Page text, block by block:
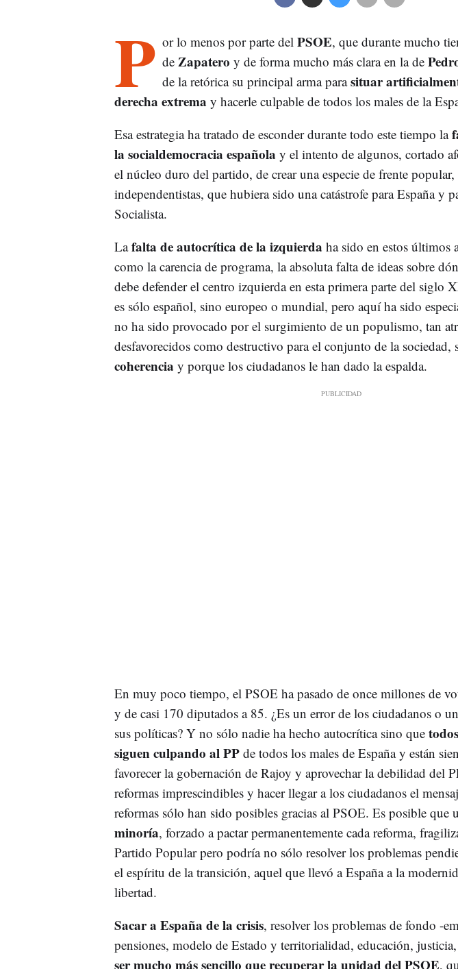
P or lo menos por parte delPSOE, que durante mucho
de Zapatero y de forma mucho más clara en la de
de la retórica su principal arma parasituar
derecha extrema y hacerle culpable de todos los males de la
Esa estrategia ha tratado de esconder durante todo este tiempo la
la socialdemocracia española y el intento de algunos, cortado
el núcleo duro del partido, de crear una especie de frente
independentistas, que hubiera sido una catástrofe para España y
Socialista.
Lafalta de autocrítica de la izquierda ha sido en estos últimos
como la carencia de programa, la absoluta falta de ideas sobre
debe defender el centro izquierda en esta primera parte del siglo
es sólo español, sino europeo o mundial, pero aquí ha sido
no ha sido provocado por el surgimiento de un populismo, tan
desfavorecidos como destructivo para el conjunto de la sociedad,
coherencia y porque los ciudadanos le han dado la espalda.
En muy poco tiempo, el PSOE ha pasado de once millones de
y de casi 170 diputados a 85. ¿Es un error de los ciudadanos o
sus políticas? Y no sólo nadie ha hecho autocrítica sino que
siguen culpando al PP de todos los males de España y están
favorecer la gobernación de Rajoy y aprovechar la debilidad del
reformas imprescindibles y hacer llegar a los ciudadanos el
reformas sólo han sido posibles gracias al PSOE. Es posible que
minoría, forzado a pactar permanentemente cada reforma,
Partido Popular pero podría no sólo resolver los problemas
el espíritu de la transición, aquel que llevó a España a la
libertad.
Sacar a España de la crisis, resolver los problemas de fondo -
pensiones, modelo de Estado y territorialidad, educación,
ser mucho más sencillo que recuperar la unidad del PSOE,